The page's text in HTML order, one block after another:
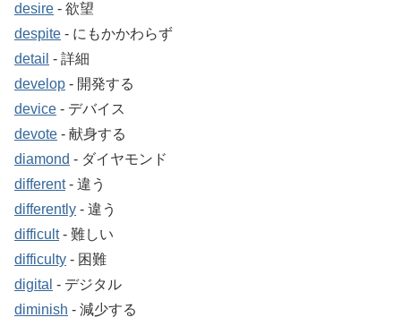
desire ‐ 欲望
despite ‐ にもかかわらず
detail ‐ 詳細
develop ‐ 開発する
device ‐ デバイス
devote ‐ 献身する
diamond ‐ ダイヤモンド
different‐ 違う
differently ‐ 違う
difficult‐ 難しい
difficulty ‐ 困難
digital ‐ デジタル
diminish ‐ 減少する